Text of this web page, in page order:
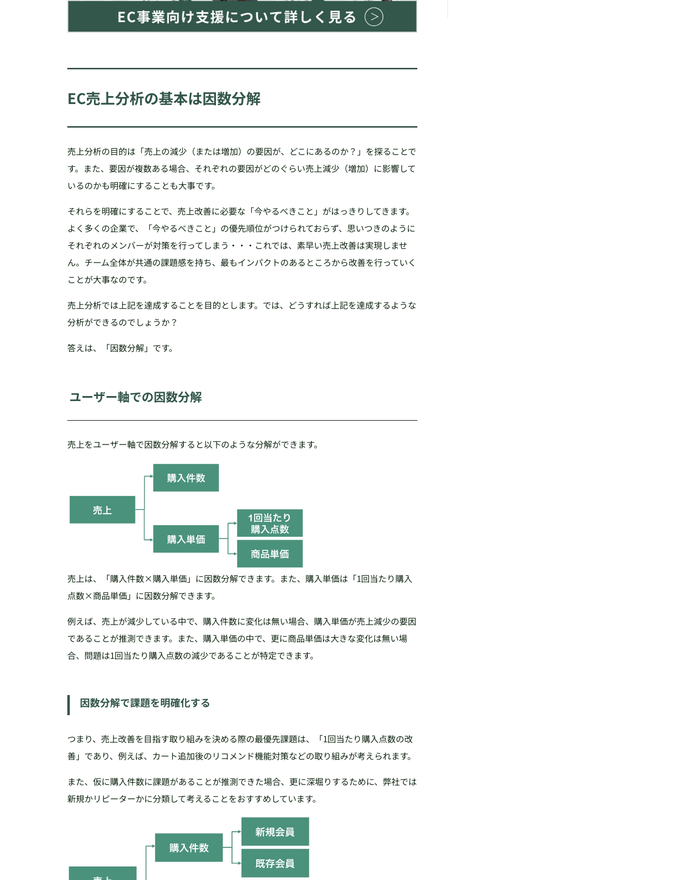
EC売上分析の基本は因数分解
売上分析の目的は「売上の減少（または増加）の要因が、どこにあるのか？」を探ることで
す。また、要因が複数ある場合、それぞれの要因がどのぐらい売上減少（増加）に影響して
いるのかも明確にすることも大事です。
それらを明確にすることで、売上改善に必要な「今やるべきこと」がはっきりしてきます。
よく多くの企業で、「今やるべきこと」の優先順位がつけられておらず、思いつきのように
それぞれのメンバーが対策を行ってしまう・・・これでは、素早い売上改善は実現しませ
ん。チーム全体が共通の課題感を持ち、最もインパクトのあるところから改善を行っていく
ことが大事なのです。
売上分析では上記を達成することを目的とします。では、どうすれば上記を達成するような
分析ができるのでしょうか？
答えは、「因数分解」です。
ユーザー軸での因数分解
売上をユーザー軸で因数分解すると以下のような分解ができます。
売上は、「購入件数×購入単価」に因数分解できます。また、購入単価は「1回当たり購入
点数×商品単価」に因数分解できます。
例えば、売上が減少している中で、購入件数に変化は無い場合、購入単価が売上減少の要因
であることが推測できます。また、購入単価の中で、更に商品単価は大きな変化は無い場
合、問題は1回当たり購入点数の減少であることが特定できます。
因数分解で課題を明確化する
つまり、売上改善を目指す取り組みを決める際の最優先課題は、「1回当たり購入点数の改
善」であり、例えば、カート追加後のリコメンド機能対策などの取り組みが考えられます。
また、仮に購入件数に課題があることが推測できた場合、更に深堀りするために、弊社では
新規かリピーターかに分類して考えることをおすすめしています。